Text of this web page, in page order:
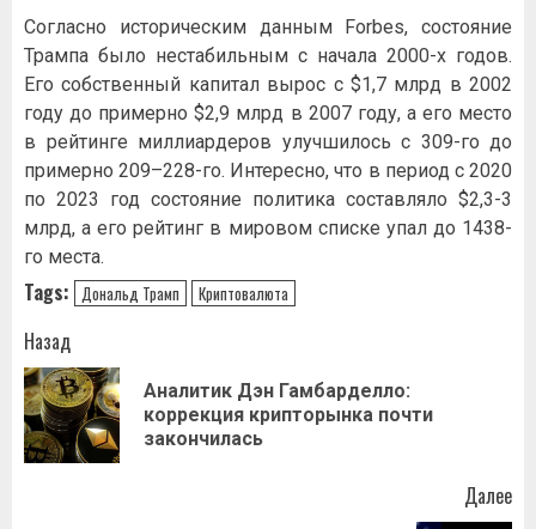
Согласно историческим данным Forbes, состояние
Трампа было нестабильным с начала 2000-х годов.
Его собственный капитал вырос с $1,7 млрд в 2002
году до примерно $2,9 млрд в 2007 году, а его место
в рейтинге миллиардеров улучшилось с 309-го до
примерно 209–228-го. Интересно, что в период с 2020
по 2023 год состояние политика составляло $2,3-3
млрд, а его рейтинг в мировом списке упал до 1438-
го места.
Tags: Дональд Трамп Криптовалюта
Навигация
записи
Назад
Аналитик Дэн Гамбарделло:
коррекция крипторынка почти
закончилась
Далее